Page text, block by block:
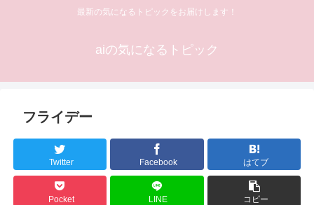
最新の気になるトピックをお届けします！
aiの気になるトピック
フライデー
Twitter Facebook はてブ
Pocket LINE コピー